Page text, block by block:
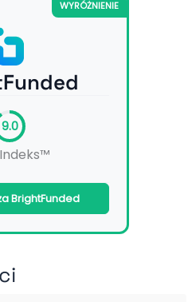
WYRÓŻNIENIE
9.0
BrightFunded